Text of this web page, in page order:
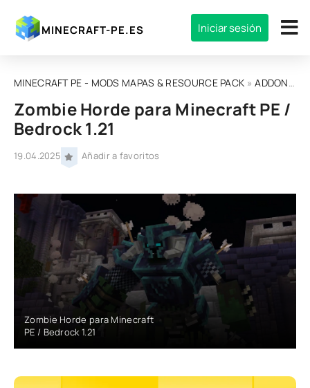
MINECRAFT-PE.ES Iniciar sesión
MINECRAFT PE - MODS MAPAS & RESOURCE PACK »ADDONS
Zombie Horde para Minecraft PE /
Bedrock 1.21
19.04.2025 Añadir a favoritos
Zombie Horde para Minecraft
PE / Bedrock 1.21